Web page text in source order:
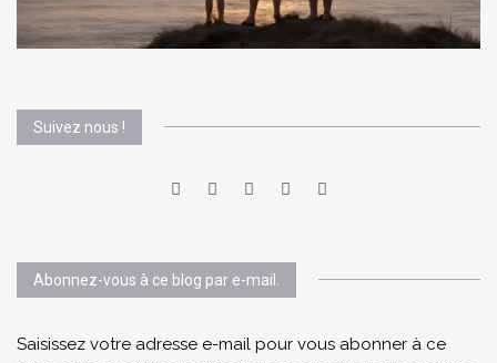
Suivez nous !
Abonnez-vous à ce blog par e-mail.
Saisissez votre adresse e-mail pour vous abonner à ce